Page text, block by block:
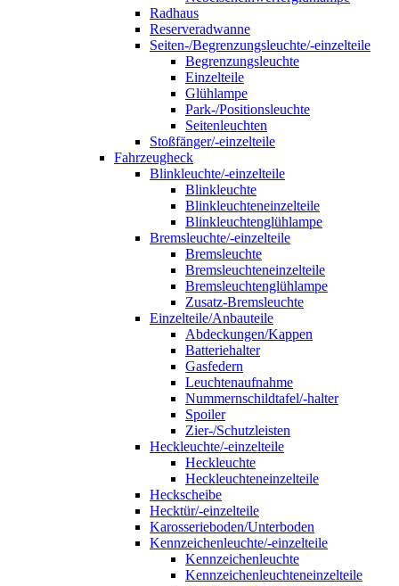
Radhaus
Reserveradwanne
Seiten-/Begrenzungsleuchte/-einzelteile
Begrenzungsleuchte
Einzelteile
Glühlampe
Park-/Positionsleuchte
Seitenleuchten
Stoßfänger/-einzelteile
Fahrzeugheck
Blinkleuchte/-einzelteile
Blinkleuchte
Blinkleuchteneinzelteile
Blinkleuchtenglühlampe
Bremsleuchte/-einzelteile
Bremsleuchte
Bremsleuchteneinzelteile
Bremsleuchtenglühlampe
Zusatz-Bremsleuchte
Einzelteile/Anbauteile
Abdeckungen/Kappen
Batteriehalter
Gasfedern
Leuchtenaufnahme
Nummernschildtafel/-halter
Spoiler
Zier-/Schutzleisten
Heckleuchte/-einzelteile
Heckleuchte
Heckleuchteneinzelteile
Heckscheibe
Hecktür/-einzelteile
Karosserieboden/Unterboden
Kennzeichenleuchte/-einzelteile
Kennzeichenleuchte
Kennzeichenleuchteneinzelteile